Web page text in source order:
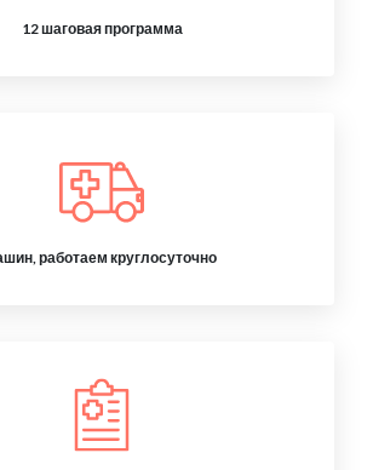
12 шаговая программа
работаем круглосуточно